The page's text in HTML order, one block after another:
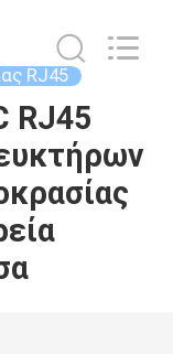
RJ45
RJ45